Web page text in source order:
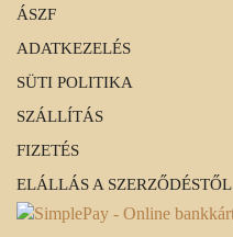
ÁSZF
ADATKEZELÉS
SÜTI POLITIKA
SZÁLLÍTÁS
FIZETÉS
ELÁLLÁS A SZERZŐDÉSTŐL